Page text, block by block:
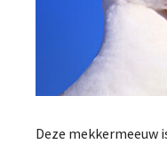
Deze mekkermeeuw